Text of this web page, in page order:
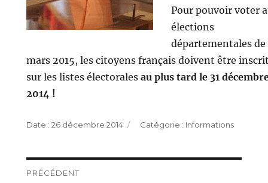
Pour pouvoir voter
élections
départementales de
mars 2015, les citoyens français doivent être
sur les listes électorales au plus tard le 31
2014 !
Publié
26 décembre 2014 Catégories
Informations
Navigation
PRÉCÉDENT